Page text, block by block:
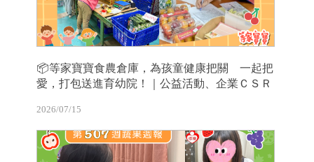
📦等家寶寶食農倉庫，為孩童健康把關 一起把
愛，打包送進育幼院！｜公益活動、企業ＣＳＲ
2026/07/15